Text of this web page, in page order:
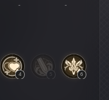
- -
4 5 6